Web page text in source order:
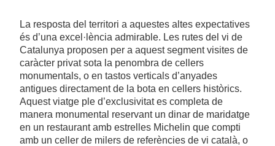
La resposta del territori a aquestes altes expectatives
és d’una excel·lència admirable. Les rutes del vi de
Catalunya proposen per a aquest segment visites de
caràcter privat sota la penombra de cellers
monumentals, o en tastos verticals d’anyades
antigues directament de la bota en cellers històrics.
Aquest viatge ple d’exclusivitat es completa de
manera monumental reservant un dinar de maridatge
en un restaurant amb estrelles Michelin que compti
amb un celler de milers de referències de vi català, o